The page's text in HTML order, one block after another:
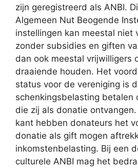
zijn geregistreerd als ANBI.
Algemeen Nut Beogende
instellingen kan meestal niet
zonder subsidies en giften
dan ook meestal vrijwilligers
draaiende houden. Het
status voor de vereniging is
schenkingsbelasting betalen
die zij als donatie
kant hebben donateurs het
donatie als gift mogen
inkomstenbelasting. Bij een
culturele ANBI mag het